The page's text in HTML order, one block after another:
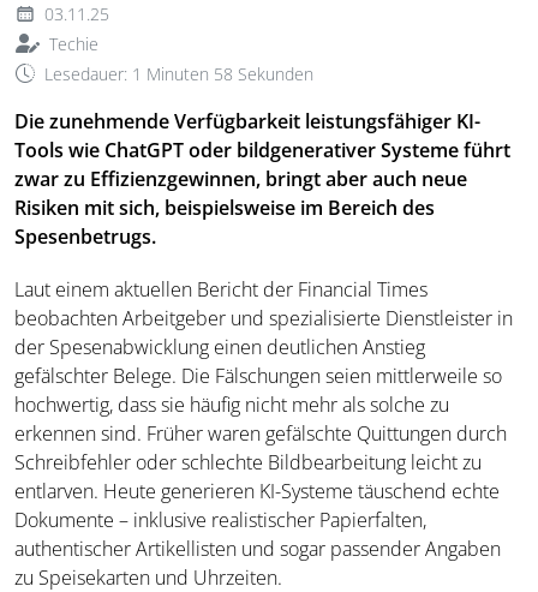
03.11.25
Techie
Lesedauer: 1 Minuten 58 Sekunden
Die zunehmende Verfügbarkeit leistungsfähiger KI-
Tools wie ChatGPT oder bildgenerativer Systeme führt
zwar zu Effizienzgewinnen, bringt aber auch neue
Risiken mit sich, beispielsweise im Bereich des
Spesenbetrugs.
Laut einem aktuellen Bericht der Financial Times
beobachten Arbeitgeber und spezialisierte Dienstleister in
der Spesenabwicklung einen deutlichen Anstieg
gefälschter Belege. Die Fälschungen seien mittlerweile so
hochwertig, dass sie häufig nicht mehr als solche zu
erkennen sind. Früher waren gefälschte Quittungen durch
Schreibfehler oder schlechte Bildbearbeitung leicht zu
entlarven. Heute generieren KI-Systeme täuschend echte
Dokumente – inklusive realistischer Papierfalten,
authentischer Artikellisten und sogar passender Angaben
zu Speisekarten und Uhrzeiten.